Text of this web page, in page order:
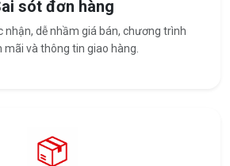
sót đơn hàng
nhận, dễ nhầm giá bán, chương trình
mãi và thông tin giao hàng.